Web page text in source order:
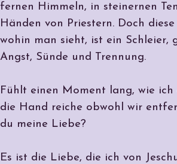
fernen Himmeln, in steinernen
Händen von Priestern. Doch diese
wohin man sieht, ist ein Schleier,
Angst, Sünde und Trennung.
Fühlt einen Moment lang, wie
die Hand reiche obwohl wir
du meine Liebe?
Es ist die Liebe, die ich von